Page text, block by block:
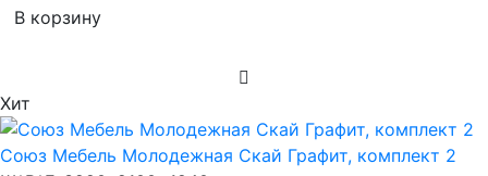
В корзину
Хит
Союз Мебель Молодежная Скай Графит, комплект 2